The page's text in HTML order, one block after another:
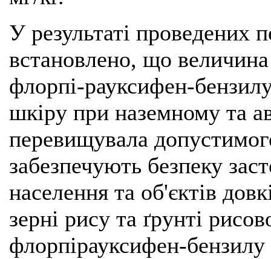
У результаті проведених
встановлено, що
флорпі-рауксифен-
шкіру при наземному та
перевищувала
забезпечують безпеку
населення та об'єктів
зерні рису та ґрунті
флорпірауксифен-бензилу